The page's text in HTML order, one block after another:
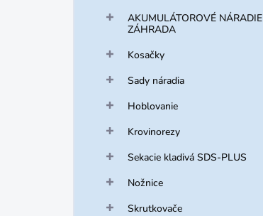
AKUMULÁTOROVÉ NÁRADIE
ZÁHRADA
Kosačky
Sady náradia
Hoblovanie
Krovinorezy
Sekacie kladivá SDS-PLUS
Nožnice
Skrutkovače